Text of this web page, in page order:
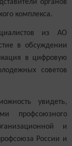
органов
комплекса.
из АО
в обсуждении
в цифровую
советов
увидеть,
профсоюзного
и
России и